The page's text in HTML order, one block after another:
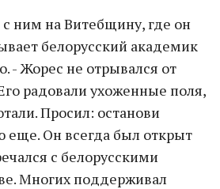
ним на Витебщину, где он
белорусский академик
- Жорес не отрывался от
радовали ухоженные поля,
Просил: останови
Он всегда был открыт
с белорусскими
Многих поддерживал